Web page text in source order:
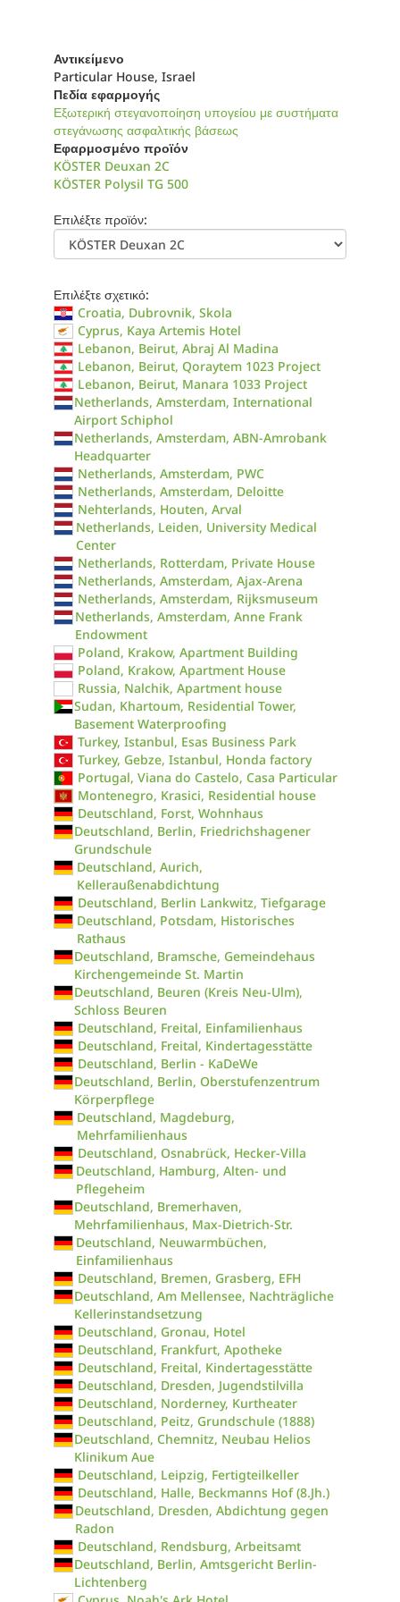
Αντικείμενο
Particular House, Israel
Πεδία εφαρμογής
Εξωτερική στεγανοποίηση υπογείου με συστήματα
στεγάνωσης ασφαλτικής βάσεως
Εφαρμοσμένο προϊόν
KÖSTER Deuxan 2C
KÖSTER Polysil TG 500
Επιλέξτε προϊόν:
Επιλέξτε σχετικό:
Croatia, Dubrovnik, Skola
Cyprus, Kaya Artemis Hotel
Lebanon, Beirut, Abraj Al Madina
Lebanon, Beirut, Qoraytem 1023 Project
Lebanon, Beirut, Manara 1033 Project
Netherlands, Amsterdam, International
Airport Schiphol
Netherlands, Amsterdam, ABN-Amrobank
Headquarter
Netherlands, Amsterdam, PWC
Netherlands, Amsterdam, Deloitte
Nehterlands, Houten, Arval
Netherlands, Leiden, University Medical
Center
Netherlands, Rotterdam, Private House
Netherlands, Amsterdam, Ajax-Arena
Netherlands, Amsterdam, Rijksmuseum
Netherlands, Amsterdam, Anne Frank
Endowment
Poland, Krakow, Apartment Building
Poland, Krakow, Apartment House
Russia, Nalchik, Apartment house
Sudan, Khartoum, Residential Tower,
Basement Waterproofing
Turkey, Istanbul, Esas Business Park
Turkey, Gebze, Istanbul, Honda factory
Portugal, Viana do Castelo, Casa Particular
Montenegro, Krasici, Residential house
Deutschland, Forst, Wohnhaus
Deutschland, Berlin, Friedrichshagener
Grundschule
Deutschland, Aurich,
Kelleraußenabdichtung
Deutschland, Berlin Lankwitz, Tiefgarage
Deutschland, Potsdam, Historisches
Rathaus
Deutschland, Bramsche, Gemeindehaus
Kirchengemeinde St. Martin
Deutschland, Beuren (Kreis Neu-Ulm),
Schloss Beuren
Deutschland, Freital, Einfamilienhaus
Deutschland, Freital, Kindertagesstätte
Deutschland, Berlin - KaDeWe
Deutschland, Berlin, Oberstufenzentrum
Körperpflege
Deutschland, Magdeburg,
Mehrfamilienhaus
Deutschland, Osnabrück, Hecker-Villa
Deutschland, Hamburg, Alten- und
Pflegeheim
Deutschland, Bremerhaven,
Mehrfamilienhaus, Max-Dietrich-Str.
Deutschland, Neuwarmbüchen,
Einfamilienhaus
Deutschland, Bremen, Grasberg, EFH
Deutschland, Am Mellensee, Nachträgliche
Kellerinstandsetzung
Deutschland, Gronau, Hotel
Deutschland, Frankfurt, Apotheke
Deutschland, Freital, Kindertagesstätte
Deutschland, Dresden, Jugendstilvilla
Deutschland, Norderney, Kurtheater
Deutschland, Peitz, Grundschule (1888)
Deutschland, Chemnitz, Neubau Helios
Klinikum Aue
Deutschland, Leipzig, Fertigteilkeller
Deutschland, Halle, Beckmanns Hof (8.Jh.)
Deutschland, Dresden, Abdichtung gegen
Radon
Deutschland, Rendsburg, Arbeitsamt
Deutschland, Berlin, Amtsgericht Berlin-
Lichtenberg